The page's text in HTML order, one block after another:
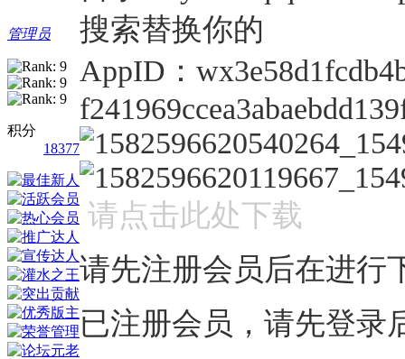
管理员
积分
18377
搜索替换你的
AppID：
请点击此处下载
请先注册会员后在进行
已注册会员，请先登录